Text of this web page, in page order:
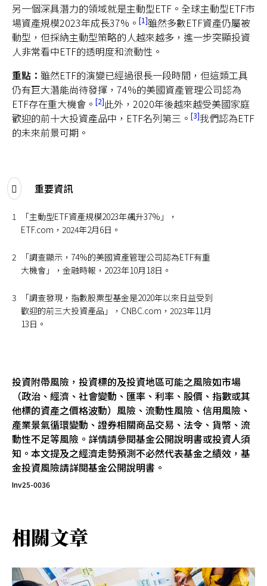
另一個深具潛力的領域就是主動型ETF。全球主動型ETF市
場資產規模2023年成長37%。 1 雖然多數ETF資產仍屬被
動型，但採納主動型策略的人越來越多，進一步突顯投資
人非常看中ETF的透明度和流動性。
重點： 雖然ETF的演變已經過很長一段時間，但這類工具
仍有巨大潛能尚待發揮，74%的美國資產管理公司認為
ETF存在重大機會。 2 此外，2020年後越來越受美國家庭
歡迎的前十大投資產品中，ETF名列第三。 3 我們認為ETF
的未來前景可期。
重要資訊
1
「主動型ETF資產規模2023年飆升37%」，
ETF.com，2024年2月6日。
2
「調查顯示，74%的美國資產管理公司認為ETF有重
大機會」，金融時報，2023年10月18日。
3
「調查發現，指數股票型基金是2020年以來日益受到
歡迎的前三大投資產品」，CNBC.com，2023年11月
13日。
投資附帶風險，投資標的及投資地區可能之風險如市場
（政治、經濟、社會變動、匯率、利率、股價、指數或其
他標的資產之價格波動）風險、流動性風險、信用風險、
產業景氣循環變動、證券相關商品交易、法令、貨幣、流
動性不足等風險。詳情請參閱基金公開說明書或投資人須
知。本文提及之經濟走勢預測不必然代表基金之績效，基
金投資風險請詳閱基金公開說明書。
Inv25-0036
相關文章